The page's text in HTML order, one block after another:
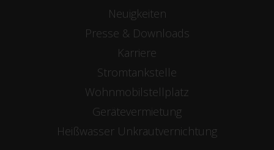
Neuigkeiten
Presse & Downloads
Karriere
Stromtankstelle
Wohnmobilstellplatz
Gerätevermietung
Heißwasser Unkrautvernichtung